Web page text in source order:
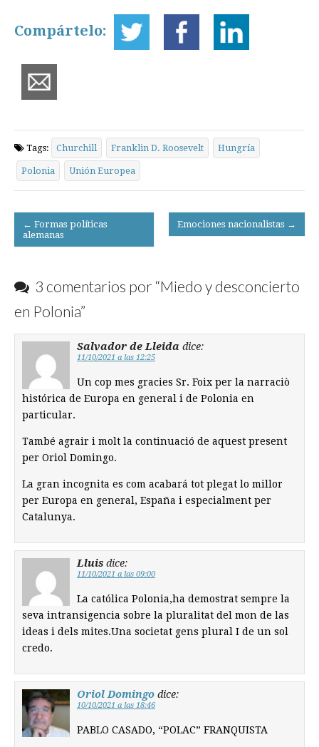
Compártelo:
Tags: Churchill Franklin D. Roosevelt Hungría
Polonia Unión Europea
Post
navigation
← Formas políticas
alemanas
Emociones nacionalistas →
3 comentarios por “Miedo y desconcierto
en Polonia”
Salvador de Lleida dice:
11/10/2021 a las 12:25
Un cop mes gracies Sr. Foix per la narraciò
histórica de Europa en general i de Polonia en
particular.
També agrair i molt la continuació de aquest present
per Oriol Domingo.
La gran incognita es com acabará tot plegat lo millor
per Europa en general, España i especialment per
Catalunya.
Lluis dice:
11/10/2021 a las 09:00
La católica Polonia,ha demostrat sempre la
seva intransigencia sobre la pluralitat del mon de las
ideas i dels mites.Una societat gens plural I de un sol
credo.
Oriol Domingo dice:
10/10/2021 a las 18:46
PABLO CASADO, “POLAC” FRANQUISTA